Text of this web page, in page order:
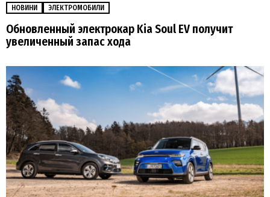
НОВИНИ ЭЛЕКТРОМОБИЛИ
Обновленный электрокар Kia Soul EV получит
увеличенный запас хода